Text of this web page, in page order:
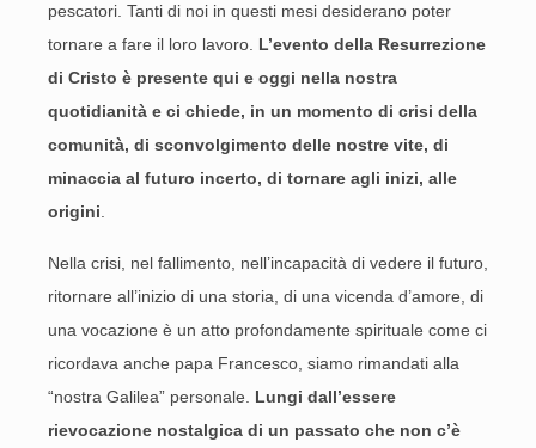
pescatori. Tanti di noi in questi mesi desiderano poter
tornare a fare il loro lavoro. L’evento della Resurrezione
di Cristo è presente qui e oggi nella nostra
quotidianità e ci chiede, in un momento di crisi della
comunità, di sconvolgimento delle nostre vite, di
minaccia al futuro incerto, di tornare agli inizi, alle
origini
Nella crisi, nel fallimento, nell’incapacità di vedere il futuro,
ritornare all’inizio di una storia, di una vicenda d’amore, di
una vocazione è un atto profondamente spirituale come ci
ricordava anche papa Francesco, siamo rimandati alla
“nostra Galilea” personale. Lungi dall’essere
rievocazione nostalgica di un passato che non c’è